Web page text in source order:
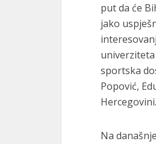
put da će
jako
sportska
Popović,
Hercegovini.
Na